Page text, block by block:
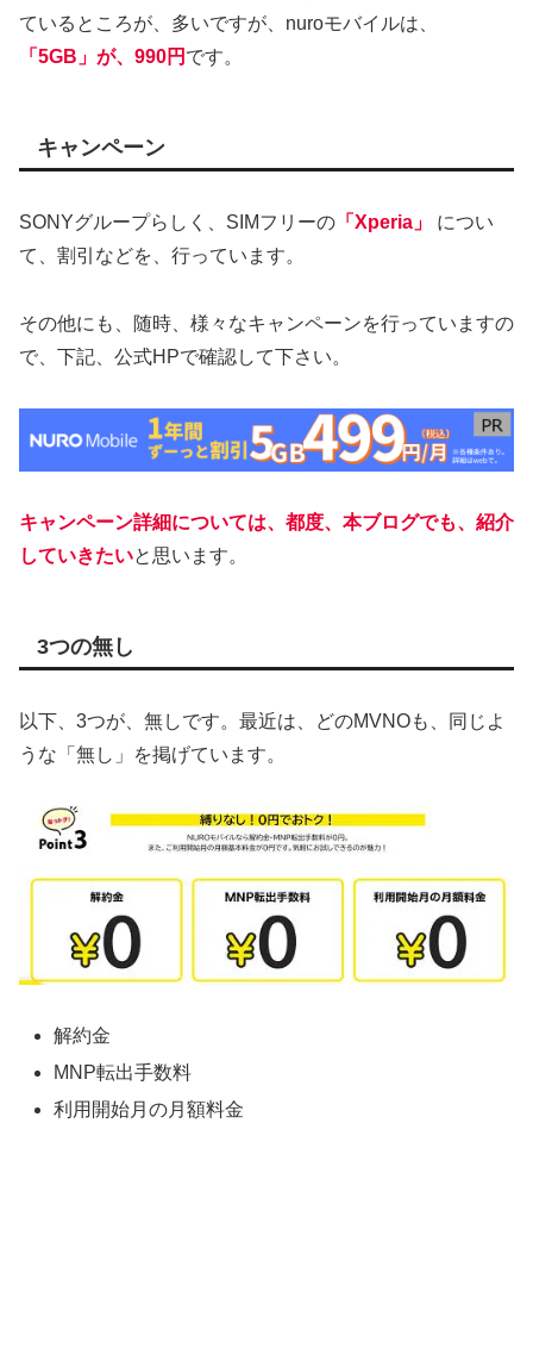
ているところが、多いですが、nuroモバイルは、
「5GB」が、990円 です。
キャンペーン
SONYグループらしく、SIMフリーの 「Xperia」
につい
て、割引などを、行っています。
その他にも、随時、様々なキャンペーンを行っていますの
で、下記、公式HPで確認して下さい。
キャンペーン詳細については、都度、本ブログでも、紹介
していきたいと思います。
3つの無し
以下、3つが、無しです。最近は、どのMVNOも、同じよ
うな「無し」を掲げています。
解約金
MNP転出手数料
利用開始月の月額料金